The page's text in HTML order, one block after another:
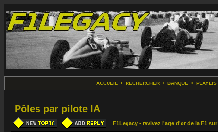
ACCUEIL • RECHERCHER• BANQUE •
Pôles par pilote IA
F1Legacy - revivez l'age d'or de la F1